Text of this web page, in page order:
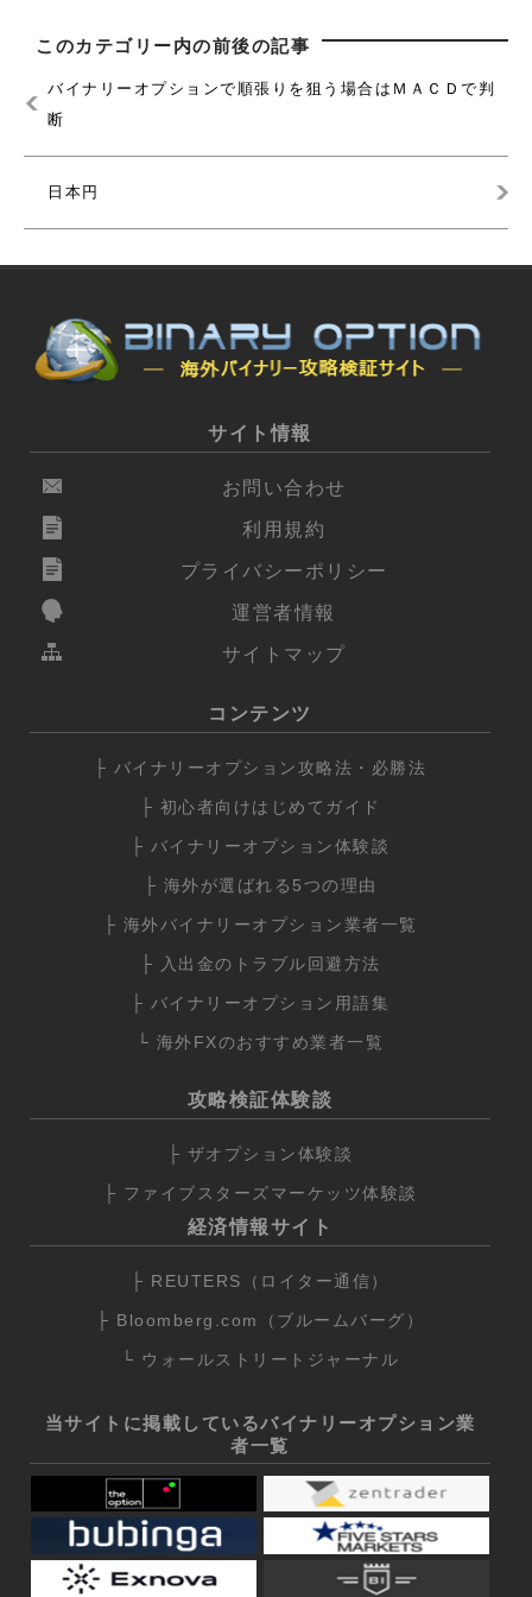
このカテゴリー内の前後の記事
バイナリーオプションで順張りを狙う場合はＭＡＣＤで判
断
日本円
サイト情報
お問い合わせ
利用規約
プライバシーポリシー
運営者情報
サイトマップ
コンテンツ
├ バイナリーオプション攻略法・必勝法
├ 初心者向けはじめてガイド
├ バイナリーオプション体験談
├ 海外が選ばれる5つの理由
├ 海外バイナリーオプション業者一覧
├ 入出金のトラブル回避方法
├ バイナリーオプション用語集
└ 海外FXのおすすめ業者一覧
攻略検証体験談
├ ザオプション体験談
├ ファイブスターズマーケッツ体験談
経済情報サイト
├ REUTERS（ロイター通信）
├ Bloomberg.com（ブルームバーグ）
└ ウォールストリートジャーナル
当サイトに掲載しているバイナリーオプション業
者一覧